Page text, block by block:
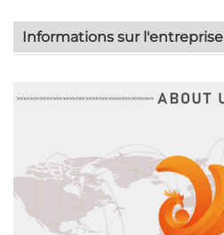
Informations sur l'entreprise